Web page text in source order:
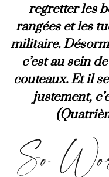
regretter les
rangées et les
militaire.
c’est au sein
couteaux. Et il
justement,